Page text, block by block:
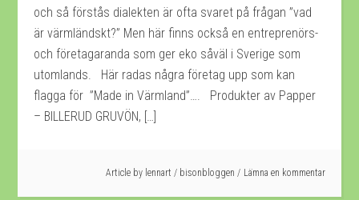
och så förstås dialekten är ofta svaret på frågan ”vad
är värmländskt?” Men här finns också en entreprenörs-
och företagaranda som ger eko såväl i Sverige som
utomlands. Här radas några företag upp som kan
flagga för ”Made in Värmland”…. Produkter av Papper
– BILLERUD GRUVÖN, […]
Article by lennart / bisonbloggen Lämna en kommentar